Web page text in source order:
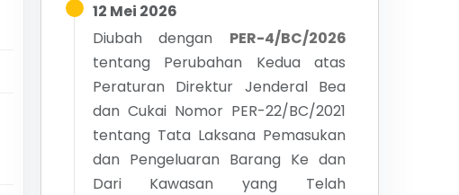
12 Mei 2026
Diubah dengan
PER-4/BC/2026
tentang Perubahan Kedua atas
Peraturan Direktur Jenderal Bea
dan Cukai Nomor PER-22/BC/2021
tentang Tata Laksana Pemasukan
dan Pengeluaran Barang Ke dan
Dari Kawasan yang Telah